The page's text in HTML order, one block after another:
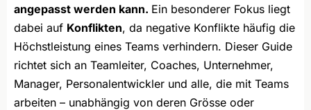
angepasst werden kann. Ein besonderer Fokus liegt
dabei auf Konflikten, da negative Konflikte häufig die
Höchstleistung eines Teams verhindern. Dieser Guide
richtet sich an Teamleiter, Coaches, Unternehmer,
Manager, Personalentwickler und alle, die mit Teams
arbeiten – unabhängig von deren Grösse oder